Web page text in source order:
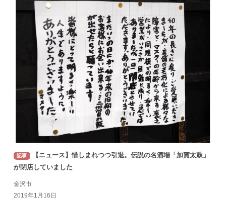
記事
【ニュース】惜しまれつつ引退。伝説の名酒場「加賀太鼓」
が閉店していました
金沢市
2019年1月16日